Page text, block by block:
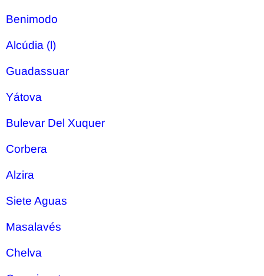
Benimodo
Alcúdia (l)
Guadassuar
Yátova
Bulevar Del Xuquer
Corbera
Alzira
Siete Aguas
Masalavés
Chelva